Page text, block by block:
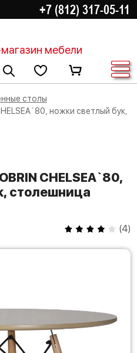
+7 (812) 317-05-11
мебели
столы
столешница
(4)